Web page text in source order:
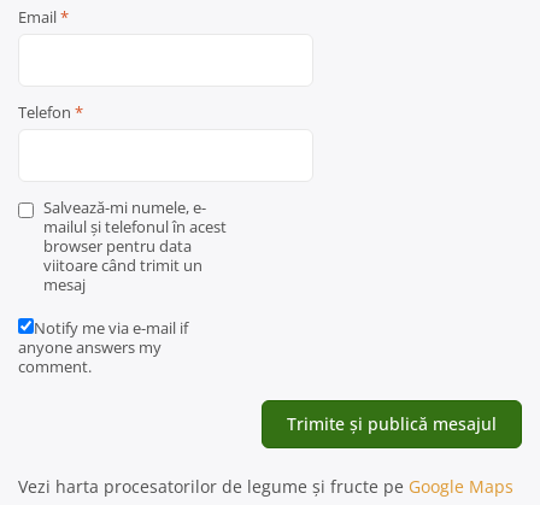
Email*
Telefon *
Salvează-mi numele, e-
mailul și telefonul în acest
browser pentru data
viitoare când trimit un
mesaj
Notify me via e-mail if
anyone answers my
comment.
Vezi harta procesatorilor de legume și fructe pe Google Maps